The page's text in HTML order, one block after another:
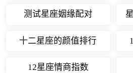
测试星座姻缘配对
十二星座的颜值排行
12星座情商指数